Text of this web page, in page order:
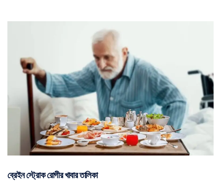
ব্রেইন স্ট্রোক রোগীর খাবার তালিকা